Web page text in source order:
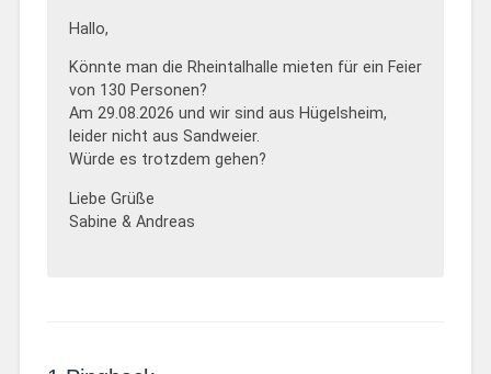
Hallo,
Könnte man die Rheintalhalle mieten für ein Feier
von 130 Personen?
Am 29.08.2026 und wir sind aus Hügelsheim,
leider nicht aus Sandweier.
Würde es trotzdem gehen?
Liebe Grüße
Sabine & Andreas